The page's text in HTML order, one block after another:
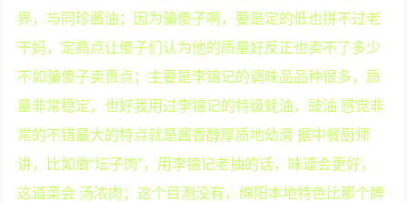
界，与同珍酱油；因为骗傻子啊，要是定的低也拼不过老
干妈，定高点让傻子们认为他的质量好反正也卖不了多少
不如骗傻子卖贵点；主要是李锦记的调味品品种很多，质
量非常稳定，也好我用过李锦记的特级蚝油，豉油 感觉非
常的不错最大的特点就是酱香醇厚质地幼滑 据中餐厨师
讲，比如做“坛子肉”，用李锦记老抽的话，味道会更好，
这道菜会 汤浓肉；这个目测没有，绵阳本地特色比那个牌